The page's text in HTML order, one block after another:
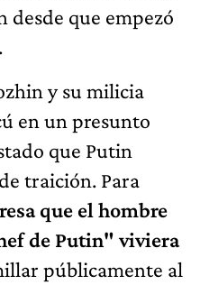
desde que empezó
y su milicia
en un presunto
que Putin
traición. Para
que el hombre
de Putin" viviera
públicamente al